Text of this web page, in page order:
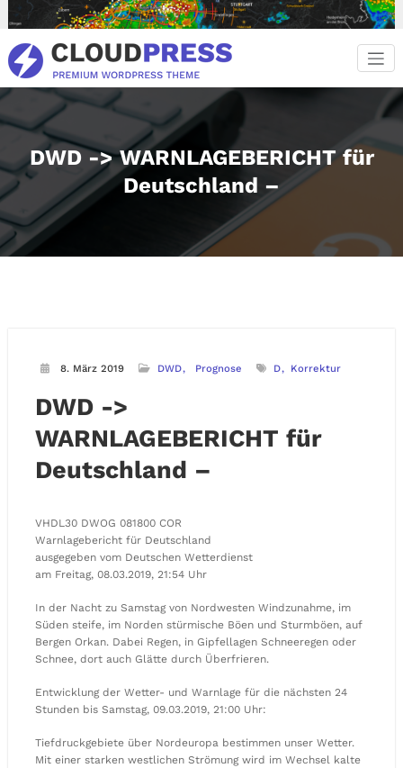
Inhalt
springen
DWD -> WARNLAGEBERICHT für
Deutschland –
8. März 2019 DWD Prognose D Korrektur
DWD ->
WARNLAGEBERICHT für
Deutschland –
VHDL30 DWOG 081800 COR
Warnlagebericht für Deutschland
ausgegeben vom Deutschen Wetterdienst
am Freitag, 08.03.2019, 21:54 Uhr
In der Nacht zu Samstag von Nordwesten Windzunahme, im
Süden steife, im Norden stürmische Böen und Sturmböen, auf
Bergen Orkan. Dabei Regen, in Gipfellagen Schneeregen oder
Schnee, dort auch Glätte durch Überfrieren.
Entwicklung der Wetter- und Warnlage für die nächsten 24
Stunden bis Samstag, 09.03.2019, 21:00 Uhr:
Tiefdruckgebiete über Nordeuropa bestimmen unser Wetter.
Mit einer starken westlichen Strömung wird im Wechsel kalte